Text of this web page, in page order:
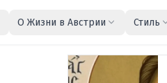
О Жизни в Австрии Стиль